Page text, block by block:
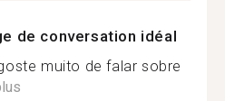
de conversation idéal
muito de falar sobre